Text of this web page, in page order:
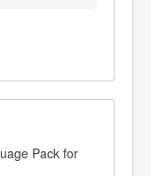
Pack for